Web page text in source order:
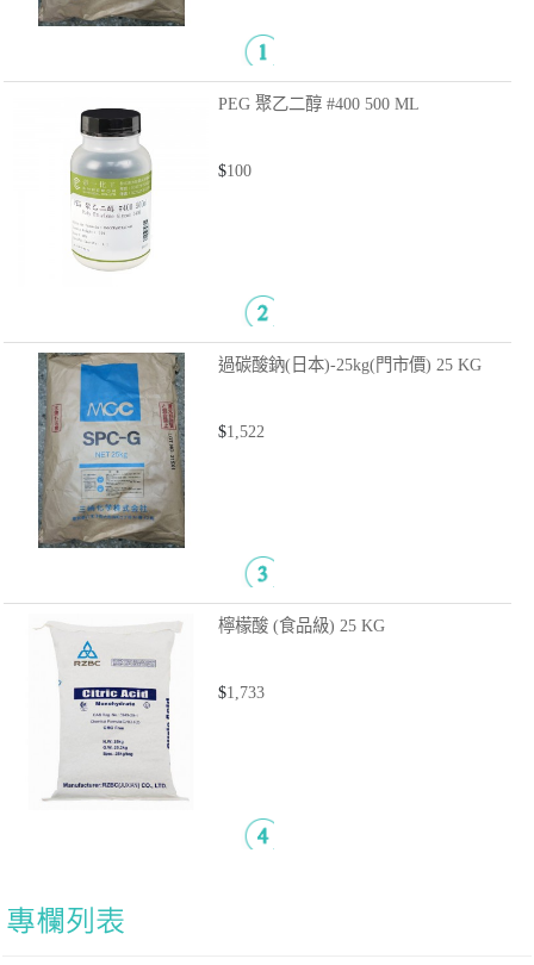
PEG 聚乙二醇 #400 500 ML
$100
過碳酸鈉(日本)-25kg(門市價) 25 KG
$1,522
檸檬酸 (食品級) 25 KG
$1,733